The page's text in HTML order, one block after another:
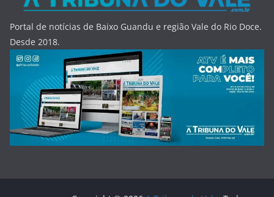
Portal de notícias de Baixo Guandu e região Vale do Rio Doce.
Desde 2018.